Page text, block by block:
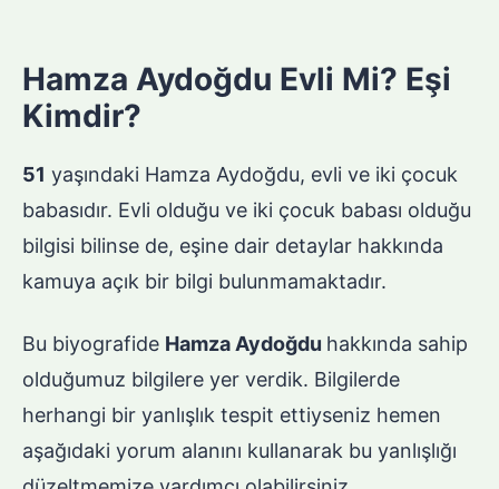
Hamza Aydoğdu Evli Mi? Eşi
Kimdir?
51 yaşındaki Hamza Aydoğdu, evli ve iki çocuk
babasıdır. Evli olduğu ve iki çocuk babası olduğu
bilgisi bilinse de, eşine dair detaylar hakkında
kamuya açık bir bilgi bulunmamaktadır.
Bu biyografide Hamza Aydoğdu hakkında sahip
olduğumuz bilgilere yer verdik. Bilgilerde
herhangi bir yanlışlık tespit ettiyseniz hemen
aşağıdaki yorum alanını kullanarak bu yanlışlığı